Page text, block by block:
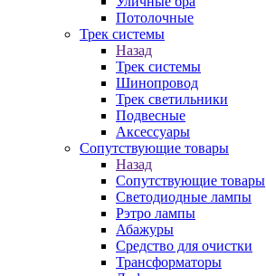
Потолочные
Трек системы
Назад
Трек системы
Шинопровод
Трек светильники
Подвесные
Аксессуары
Сопутствующие товары
Назад
Сопутствующие товары
Светодиодные лампы
Рэтро лампы
Абажуры
Средство для очистки
Трансформаторы